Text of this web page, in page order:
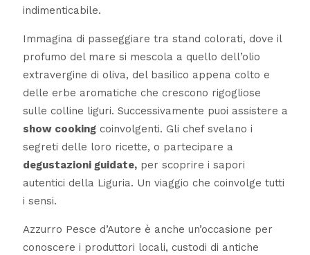
indimenticabile.
Immagina di passeggiare tra stand colorati, dove il
profumo del mare si mescola a quello dell’olio
extravergine di oliva, del basilico appena colto e
delle erbe aromatiche che crescono rigogliose
sulle colline liguri. Successivamente puoi assistere a
show cookingcoinvolgenti. Gli chef svelano i
segreti delle loro ricette, o partecipare a
degustazioni guidate,per scoprire i sapori
autentici della Liguria. Un viaggio che coinvolge tutti
i sensi.
Azzurro Pesce d’Autore è anche un’occasione per
conoscere i produttori locali, custodi di antiche